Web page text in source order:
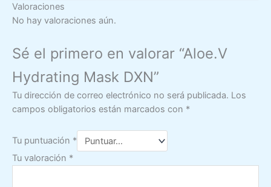
Valoraciones
No hay valoraciones aún.
Sé el primero en valorar “Aloe.V
Hydrating Mask DXN”
Tu dirección de correo electrónico no será publicada. Los
campos obligatorios están marcados con *
Tu puntuación *
Tu valoración *